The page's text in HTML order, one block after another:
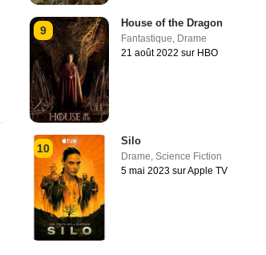
9
House of the Dragon
Fantastique, Drame
21 août 2022 sur HBO
10
Silo
Drame, Science Fiction
5 mai 2023 sur Apple TV